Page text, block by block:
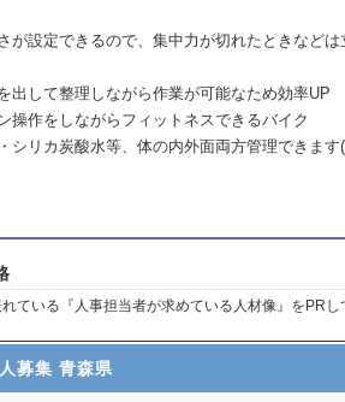
設定できるので、集中力が切れたときなどは
して整理しながら作業が可能なため効率UP
作をしながらフィットネスできるバイク
リカ炭酸水等、体の内外面両方管理できます(
いる『人事担当者が求めている人材像』をPRし
募集 青森県